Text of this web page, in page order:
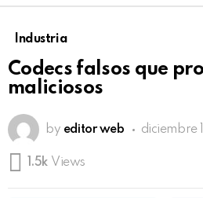
Industria
Codecs falsos que
maliciosos
by editor web diciembre
1.5k Views